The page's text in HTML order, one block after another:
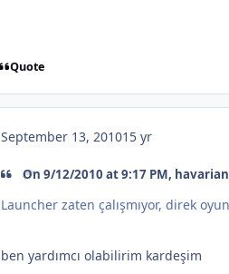
Quote
September 13, 201015 yr
On 9/12/2010 at 9:17 PM,
Launcher zaten çalışmıyor, direk
ben yardımcı olabilirim kardeşim